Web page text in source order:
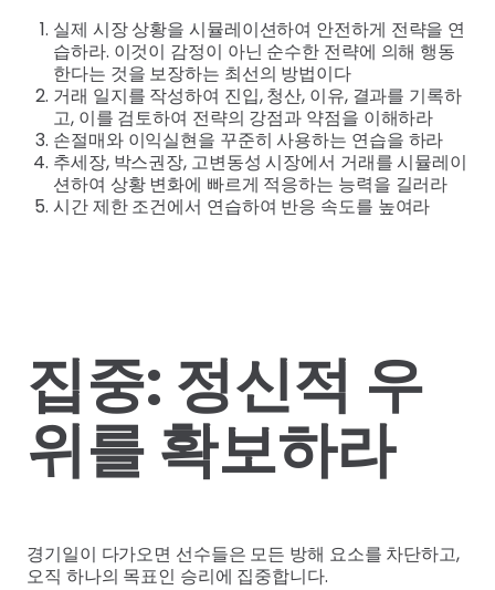
실제 시장 상황을 시뮬레이션하여 안전하게 전략을 연
습하라. 이것이 감정이 아닌 순수한 전략에 의해 행동
한다는 것을 보장하는 최선의 방법이다
거래 일지를 작성하여 진입, 청산, 이유, 결과를 기록하
고, 이를 검토하여 전략의 강점과 약점을 이해하라
손절매와 이익실현을 꾸준히 사용하는 연습을 하라
추세장, 박스권장, 고변동성 시장에서 거래를 시뮬레이
션하여 상황 변화에 빠르게 적응하는 능력을 길러라
시간 제한 조건에서 연습하여 반응 속도를 높여라
집중: 정신적 우
위를 확보하라
경기일이 다가오면 선수들은 모든 방해 요소를 차단하고,
오직 하나의 목표인 승리에 집중합니다.